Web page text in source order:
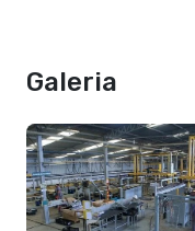
Galeria